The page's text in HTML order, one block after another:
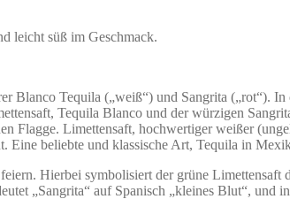
leicht süß im Geschmack.
Blanco Tequila („weiß“) und Sangrita („rot“). In
Tequila Blanco und der würzigen
Flagge. Limettensaft, hochwertiger weißer
Eine beliebte und klassische Art, Tequila in
Hierbei symbolisiert der grüne Limettensaft
„Sangrita“ auf Spanisch „kleines Blut“, und